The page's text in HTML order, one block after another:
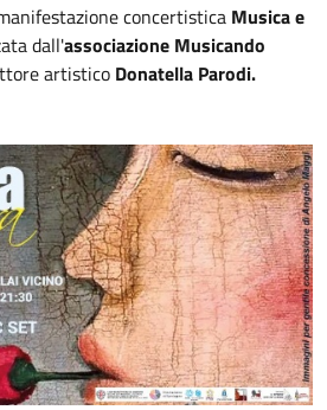
concertistica Musica e
dall'associazione Musicando
artistico Donatella Parodi.